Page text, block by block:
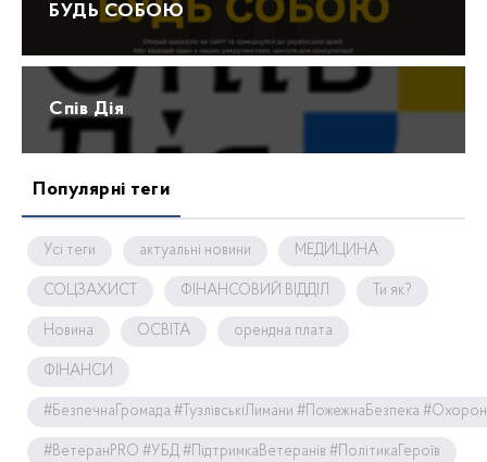
БУДЬ СОБОЮ
Спів Дія
Популярні теги
Усі теги актуальні новини МЕДИЦИНА
СОЦЗАХИСТ ФІНАНСОВИЙ ВІДДІЛ Ти як?
Новина ОСВІТА орендна плата
ФІНАНСИ
#БезпечнаГромада #ТузлівськіЛимани #ПожежнаБезпека
#ВетеранPRO #УБД #ПідтримкаВетеранів #ПолітикаГероїв